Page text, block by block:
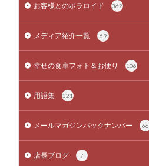
お客様とのポラロイド 362
メディア紹介一覧 69
幸せの食卓フォト＆お便り 106
用語集 321
メールマガジンバックナンバー 66
店長ブログ 7